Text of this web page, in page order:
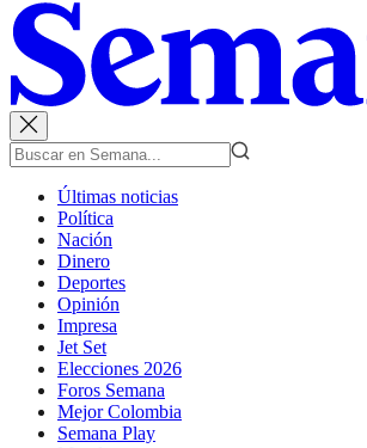
Últimas noticias
Política
Nación
Dinero
Deportes
Opinión
Impresa
Jet Set
Elecciones 2026
Foros Semana
Mejor Colombia
Semana Play